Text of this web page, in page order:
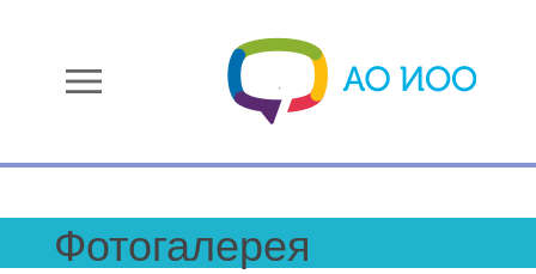
menu
Фотогалерея